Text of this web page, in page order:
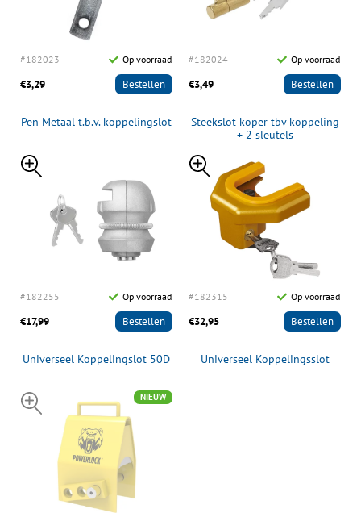
#182023 Op voorraad
€3,29 Bestellen
Pen Metaal t.b.v. koppelingslot
#182024 Op voorraad
€3,49 Bestellen
Steekslot koper tbv koppeling
+ 2 sleutels
#182255 Op voorraad
€17,99 Bestellen
Universeel Koppelingslot 50D
#182315 Op voorraad
€32,95 Bestellen
Universeel Koppelingsslot
NIEUW